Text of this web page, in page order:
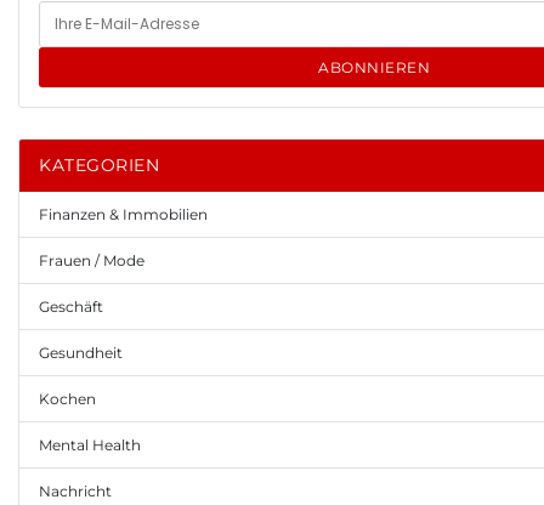
ABONNIEREN
KATEGORIEN
Finanzen & Immobilien
Frauen / Mode
Geschäft
Gesundheit
Kochen
Mental Health
Nachricht